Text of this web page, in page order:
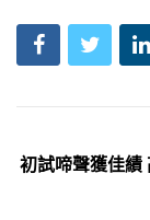
初試啼聲獲佳績